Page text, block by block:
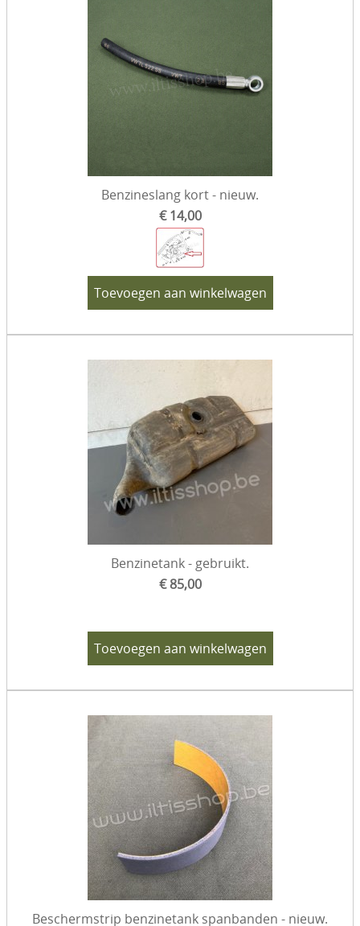
Benzineslang kort - nieuw.
€ 14,00
Toevoegen aan winkelwagen
Benzinetank - gebruikt.
€ 85,00
Toevoegen aan winkelwagen
Beschermstrip benzinetank spanbanden - nieuw.